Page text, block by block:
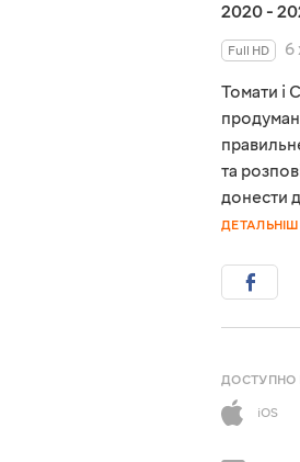
2020 -
Full HD
6
Томати і
та
донести
ДОСТУПНО
iOS